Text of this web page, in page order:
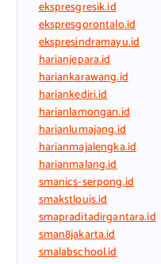
ekspresgresik.id
ekspresgorontalo.id
ekspresindramayu.id
harianjepara.id
hariankarawang.id
hariankediri.id
harianlamongan.id
harianlumajang.id
harianmajalengka.id
harianmalang.id
smanics-serpong.id
smakstlouis.id
smapraditadirgantara.id
sman8jakarta.id
smalabschool.id